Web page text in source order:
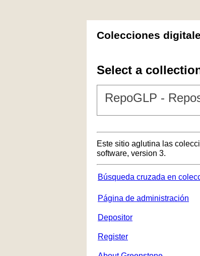
Colecciones
Select a
RepoGLP -
Este sitio aglutina las
software, version 3.
Búsqueda cruzada en
Página de administración
Depositor
Register